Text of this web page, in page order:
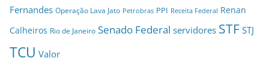
Fernandes Operação Lava Jato Petrobras PPI Receita Federal Renan
Calheiros Rio de Janeiro Senado Federal servidores STF STJ
TCU Valor